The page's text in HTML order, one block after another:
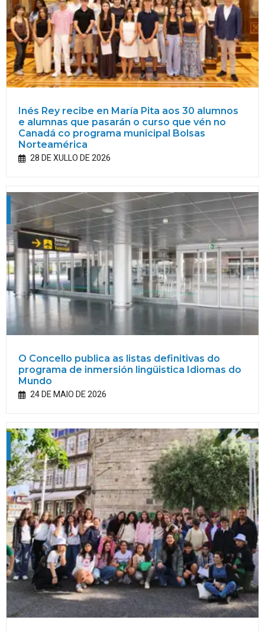
Inés Rey recibe en María Pita aos 30 alumnos
e alumnas que pasarán o curso que vén no
Canadá co programa municipal Bolsas
Norteamérica
28 DE XULLO DE 2026
O Concello publica as listas definitivas do
programa de inmersión lingüistica Idiomas do
Mundo
24 DE MAIO DE 2026